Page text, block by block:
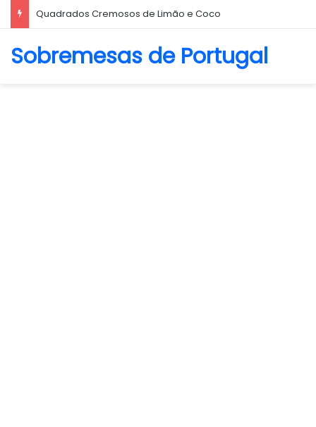
Quadrados Cremosos de Limão e Coco
Sobremesas de Portugal